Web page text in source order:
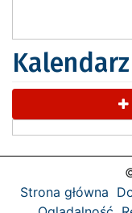
Strona główna